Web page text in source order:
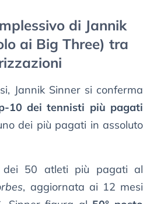
di Jannik
ai Big Three) tra
Jannik Sinner si conferma
10 dei tennisti più pagati
dei più pagati in assoluto
dei 50 atleti più pagati al
, aggiornata ai 12 mesi